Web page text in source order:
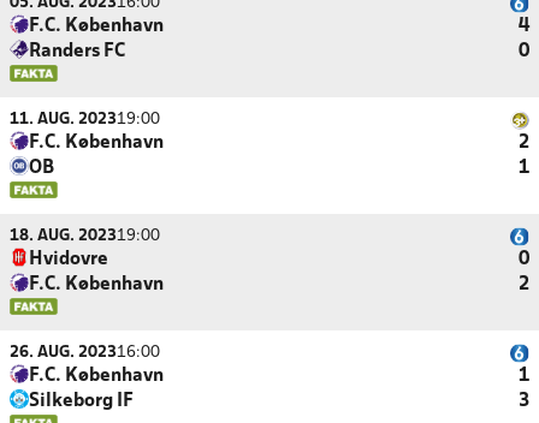
F.C. København
4
Randers FC
0
11. AUG. 202319:00
F.C. København
2
OB
1
18. AUG. 202319:00
Hvidovre
0
F.C. København
2
26. AUG. 202316:00
F.C. København
1
Silkeborg IF
3